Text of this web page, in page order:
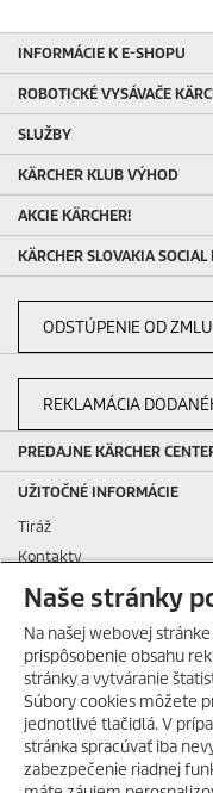
INFORMÁCIE K E-SHOPU
ROBOTICKÉ VYSÁVAČE
SLUŽBY
KÄRCHER KLUB VÝHOD
AKCIE KÄRCHER!
KÄRCHER SLOVAKIA SOCIAL
ODSTÚPENIE OD
REKLAMÁCIA
PREDAJNE KÄRCHER
UŽITOČNÉ INFORMÁCIE
Tiráž
Kontakty
Podávanie oznámení
Všeobecné podmienky
Všeobecné podmienky
Všeobecné obchodné
Všeobecné predajné,
obchodných a servisných
Naše stránky
Na našej webovej
prispôsobenie obsahu
stránky a vytváranie
Súbory cookies môžete
jednotlivé tlačidlá. V
stránka spracúvať iba
zabezpečenie riadnej